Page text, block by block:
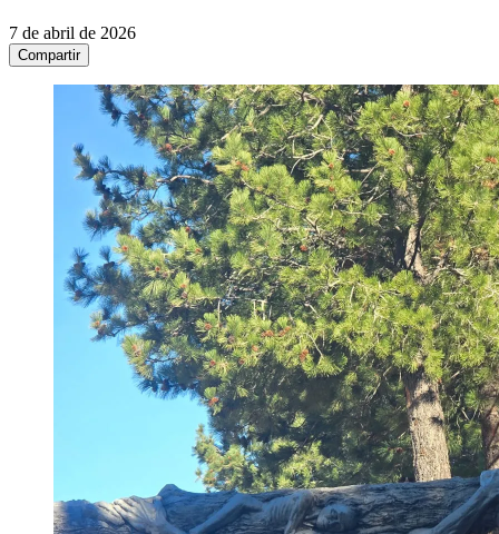
7 de abril de 2026
Compartir